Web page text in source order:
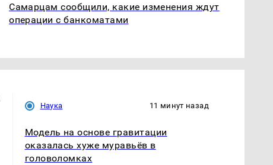
Самарцам сообщили, какие изменения ждут
операции с банкоматами
Наука 11 минут назад
Модель на основе гравитации
оказалась хуже муравьёв в
головоломках